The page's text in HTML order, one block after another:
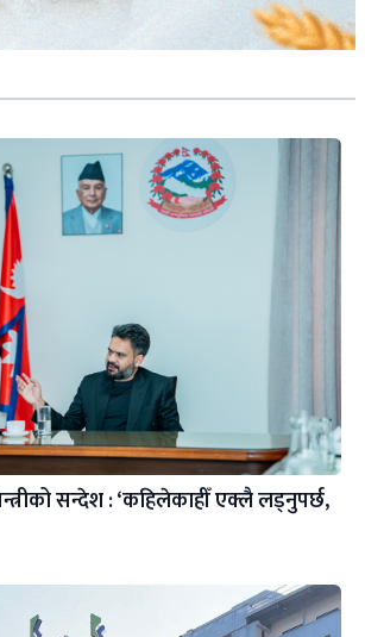
सन्देश : ‘कहिलेकाहीँ एक्लै लड्नुपर्छ,